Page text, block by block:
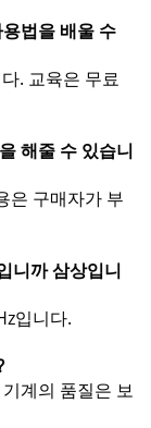
법을 배울 수
. 교육은 무료
해줄 수 있습니
은 구매자가 부
니까 삼상입니
입니다.
계의 품질은 보